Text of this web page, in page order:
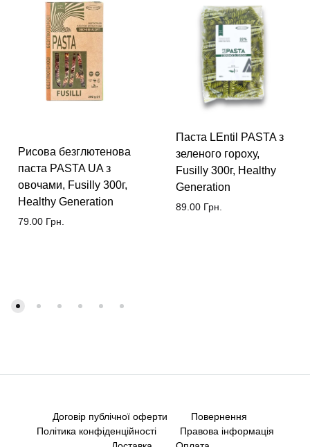
Рисова безглютенова
паста PASTA UA з
овочами, Fusilly 300г,
Healthy Generation
79.00 Грн.
Паста LEntil PASTA з
зеленого гороху,
Fusilly 300г, Healthy
Generation
89.00 Грн.
Договір публічної оферти
Повернення
Політика конфіденційності
Правова інформація